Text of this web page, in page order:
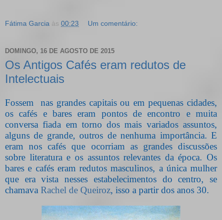
Fátima Garcia às 00:23 Um comentário:
DOMINGO, 16 DE AGOSTO DE 2015
Os Antigos Cafés eram redutos de
Intelectuais
Fossem
nas grandes capitais ou em pequenas cidades,
os cafés e bares eram pontos de encontro e muita
conversa fiada em torno dos mais variados assuntos,
alguns de grande, outros de nenhuma importância. E
eram nos cafés que ocorriam as grandes discussões
sobre literatura e os assuntos relevantes da época. Os
bares e cafés eram redutos masculinos, a única mulher
que era vista nesses estabelecimentos do centro, se
chamava Rachel de Queiroz, isso a partir dos anos 30.